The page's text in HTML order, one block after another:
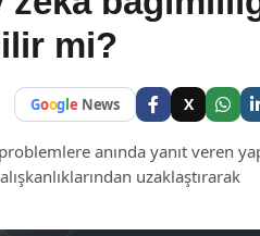
mi?
Google News X
anında yanıt veren
uzaklaştırarak